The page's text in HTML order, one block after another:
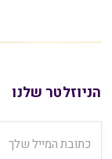
הניוזלטר שלנו